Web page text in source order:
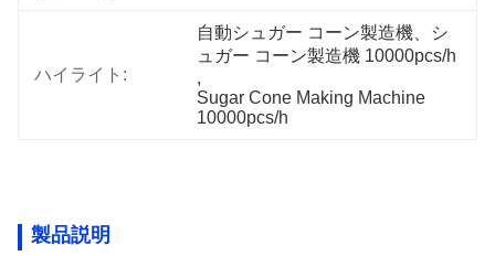
ハイライト:
自動シュガー コーン製造機、シ
ュガー コーン製造機 10000pcs/h
,
Sugar Cone Making Machine
10000pcs/h
製品説明